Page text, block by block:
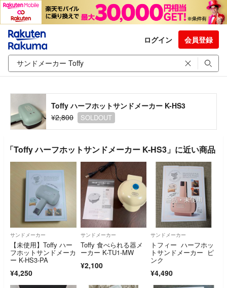
ログイン 会員登録
Toffy ハーフホットサンドメーカー K-HS3
¥2,800
SOLDOUT
「Toffy ハーフホットサンドメーカー K-HS3」に近い商品
サンドメーカー
【未使用】Toffy ハー
フホットサンドメーカ
ー K-HS3-PA
¥4,250
サンドメーカー
Toffy 食べられる器メ
ーカー K-TU1-MW
¥2,100
サンドメーカー
トフィー ハーフホッ
トサンドメーカー ピ
ンク
¥4,490